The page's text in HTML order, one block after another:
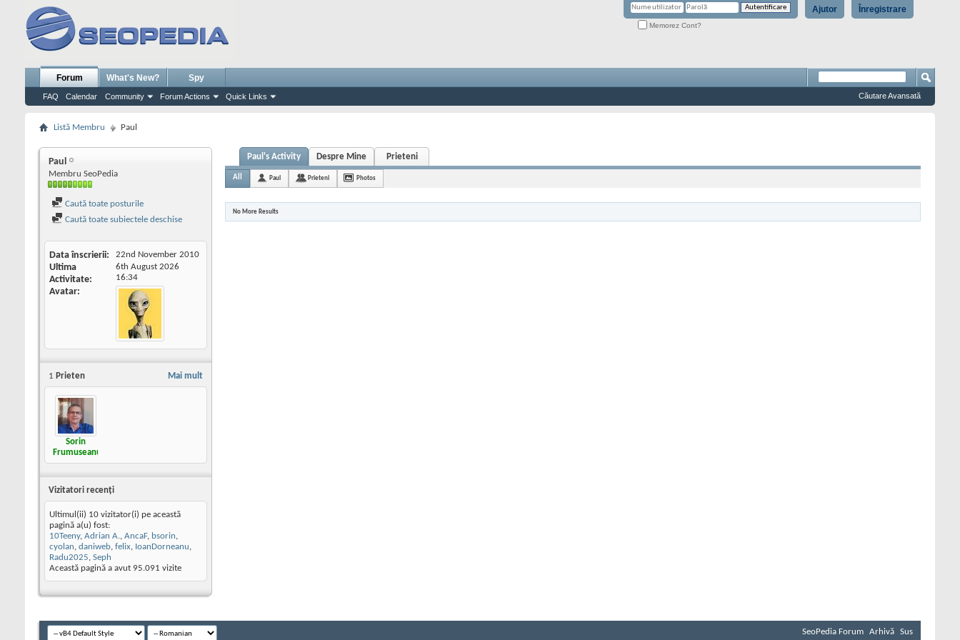
Înregistrare
Ajutor
Memorez Cont?
Forum
FAQ Calendar Community Forum Actions Quick Links
What's New? Spy
Căutare Avansată
Listă Membru Paul
Paul
Membru SeoPedia
Caută toate posturile
Caută toate subiectele deschise
Data înscrierii 22nd November 2010
Ultima
Activitate
6th August 2026
16:34
Avatar
Mai mult
1 Prieten
Sorin
Frumuseanu
Vizitatori recenţi
Ultimul(ii) 10 vizitator(i) pe această
pagină a(u) fost:
10Teeny, Adrian A., AncaF, bsorin,
cyolan, daniweb, felix, IoanDorneanu,
Radu2025, Seph
Această pagină a avut 95.091 vizite
Paul's Activity Despre Mine Prieteni
All Paul Prieteni Photos
No More Results
SeoPedia Forum Arhivă Sus